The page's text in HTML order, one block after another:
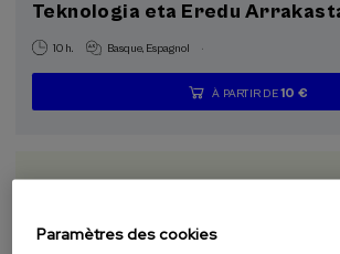
Teknologia eta Eredu
10 h. Basque Espagnol .
...
À PARTIR DE10 €
Dernières
places
Gratuit
Date
passée
Liste
d'attente
Période
d'inscription
Paramètres des cookies